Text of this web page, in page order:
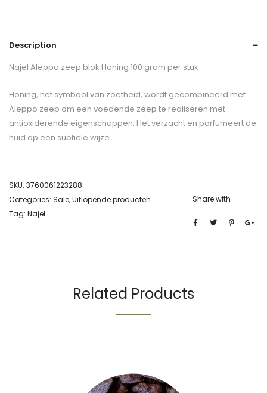
Description
Najel Aleppo zeep blok Honing 100 gram per stuk
Honing, het symbool van zoetheid, wordt gecombineerd met
Aleppo zeep om een voedende zeep te realiseren met
antioxiderende eigenschappen. Het verzacht en parfumeert de
huid op een subtiele wijze.
SKU: 3760061223288
Categories: Sale,Uitlopende producten
Tag: Najel
Share with
Related Products